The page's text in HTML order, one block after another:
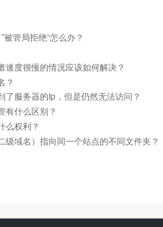
管局拒绝“怎么办？
速度很慢的情况应该如何解决？
？
了服务器的Ip，但是仍然无法访问？
有什么区别？
么权利？
级域名）指向同一个站点的不同文件夹？